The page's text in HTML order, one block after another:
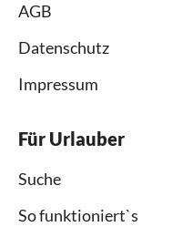
AGB
Datenschutz
Impressum
Für Urlauber
Suche
So funktioniert`s